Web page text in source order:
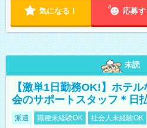
気になる！ 応募す
未読
【激単1日勤務OK!】ホテ
会のサポートスタッフ＊日
派遣 職種未経験OK 社会人未経験OK